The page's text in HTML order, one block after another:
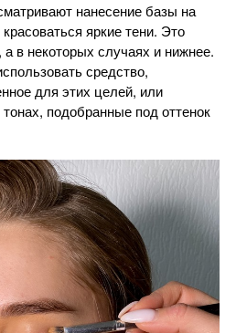
нанесение базы на
яркие тени. Это
в некоторых случаях и нижнее.
средство,
для этих целей, или
подобранные под оттенок